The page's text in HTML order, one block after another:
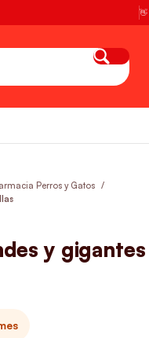
Perros y Gatos
y